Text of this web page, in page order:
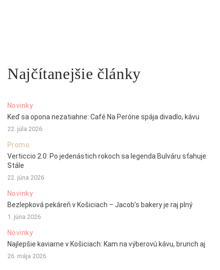
Najčítanejšie články
Novinky
Keď sa opona nezatiahne: Café Na Peróne spája divadlo, kávu
22. júla 2026
Promo
Verticcio 2.0: Po jedenástich rokoch sa legenda Bulváru sťahuje.
Stále
22. júna 2026
Novinky
Bezlepková pekáreň v Košiciach – Jacob’s bakery je raj plný
1. júna 2026
Novinky
Najlepšie kaviarne v Košiciach: Kam na výberovú kávu, brunch aj
26. mája 2026